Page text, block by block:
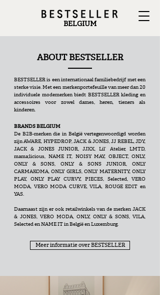
BELGIUM
ABOUT BESTSELLER
BESTSELLER is een internationaal familiebedrijf met een
sterke visie. Met een merkenportefeuille van meer dan 20
individuele modemerken biedt BESTSELLER kleding en
accessoires voor zowel dames, heren, tieners als
kinderen.
BRANDS BELGIUM
De B2B-merken die in België vertegenwoordigd worden
zijn AWARE, HYPEDROP, JACK & JONES, JJ REBEL, JDY,
JACK & JONES JUNIOR, JJXX, Lil’ Atelier, LMTD,
mama;licious, NAME IT, NOISY MAY, OBJECT, ONLY,
ONLY & SONS, ONLY & SONS JUNIOR, ONLY
CARMAKOMA, ONLY GIRLS, ONLY MATERNITY, ONLY
PLAY, ONLY PLAY CURVY, PIECES, Selected, VERO
MODA, VERO MODA CURVE, VILA, ROUGE EDIT en
YAS.
Daarnaast zijn er ook retailwinkels van de merken JACK
& JONES, VERO MODA, ONLY, ONLY & SONS, VILA,
Selected en NAME IT in België en Luxemburg.
Meer informatie over BESTSELLER